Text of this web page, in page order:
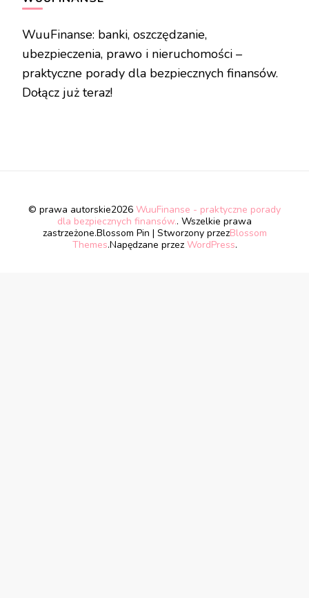
WuuFinanse: banki, oszczędzanie,
ubezpieczenia, prawo i nieruchomości –
praktyczne porady dla bezpiecznych finansów.
Dołącz już teraz!
© prawa autorskie2026 WuuFinanse - praktyczne porady
dla bezpiecznych finansów.. Wszelkie prawa
zastrzeżone.Blossom Pin | Stworzony przezBlossom
Themes.Napędzane przez WordPress.